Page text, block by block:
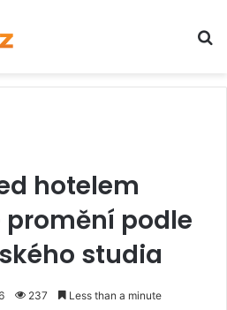
hotelem
promění podle
studia
237 Less than a minute